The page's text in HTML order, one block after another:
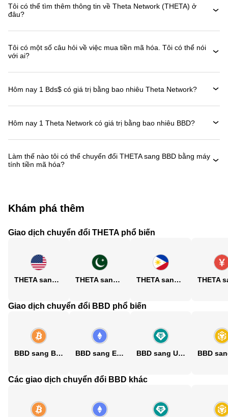
Tôi có thể tìm thêm thông tin về Theta Network (THETA) ở
đâu?
Tôi có một số câu hỏi về việc mua tiền mã hóa. Tôi có thể nói
với ai?
Hôm nay 1 Bds$ có giá trị bằng bao nhiêu Theta Network?
Hôm nay 1 Theta Network có giá trị bằng bao nhiêu BBD?
Làm thế nào tôi có thể chuyển đổi THETA sang BBD bằng máy
tính tiền mã hóa?
Khám phá thêm
Giao dịch chuyển đổi THETA phổ biến
THETA sang USD THETA sang PKR THETA sang PHP
Giao dịch chuyển đổi BBD phổ biến
BBD sang BTC BBD sang ETH BBD sang USDT
Các giao dịch chuyển đổi BBD khác